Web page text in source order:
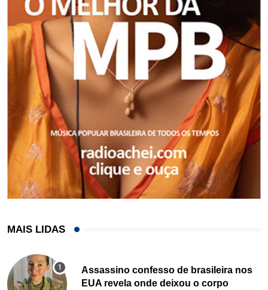
MAIS LIDAS
Assassino confesso de brasileira nos
EUA revela onde deixou o corpo